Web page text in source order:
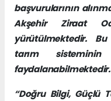
başvurularının
Akşehir Ziraat
yürütülmektedir.
tarım sisteminin
faydalanabilmektedir.
“Doğru Bilgi, Güçlü